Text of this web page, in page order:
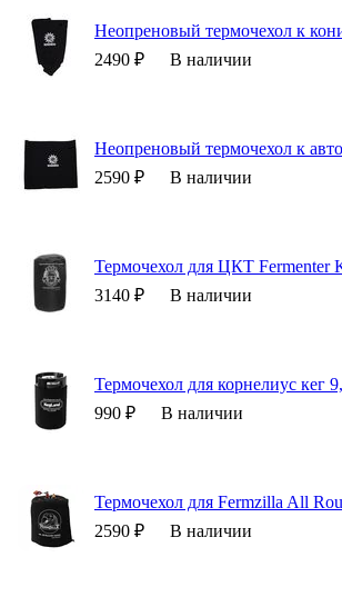
Неопреновый термочехол к
2490 ₽
В наличии
Неопреновый термочехол к
2590 ₽
В наличии
Термочехол для ЦКТ Fermenter
3140 ₽
В наличии
Термочехол для корнелиус кег
990 ₽
В наличии
Термочехол для Fermzilla All
2590 ₽
В наличии